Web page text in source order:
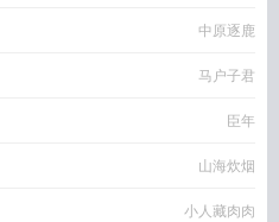
中原逐鹿
马户子君
臣年
山海炊烟
小人藏肉肉